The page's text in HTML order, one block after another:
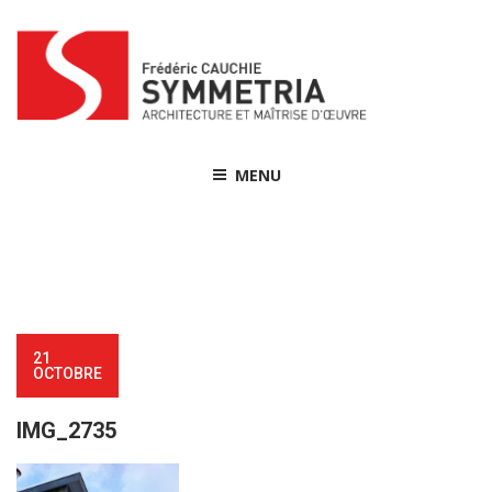
content
MENU
21
OCTOBRE
IMG_2735